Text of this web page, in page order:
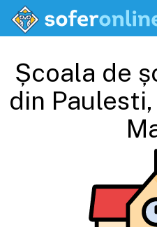
Școala de
din Paulesti